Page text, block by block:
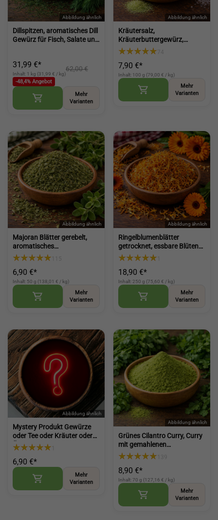
Dillspitzen, aromatisches Dill
Gewürz für Fisch, Salate und
31,99 €*
Inhalt: 1 kg (31,99 € / kg)
62,00 €
-48,4% Angebot
Mehr
Varianten
Kräutersalz,
Kräuterbuttergewürz,
Gewürz für Gemüse mit
vielseitige Küche (Herb Salt
Seasoning)
7,90 €*
Inhalt: 100 g (79,00 € / kg)
Mehr
Varianten
Majoran Blätter gerebelt,
aromatisches
Küchengewürz für herzhafte
rubbed)
6,90 €*
Inhalt: 50 g (138,01 € / kg)
Mehr
Varianten
Ringelblumenblätter
getrocknet, essbare Blüten
für Tee Küche und
petals)
18,90 €*
Inhalt: 250 g (75,60 € / kg)
Mehr
Varianten
Mystery Produkt Gewürze
oder Tee oder Kräuter oder
Öle oder Zubehör,
Genießer (Mystery Product)
6,90 €*
Mehr
Varianten
Grünes Cilantro Curry, Curry
mit gemahlenen
Korianderblättern für
Kokosgerichte (Green
Cilantro Curry)
8,90 €*
Inhalt: 70 g (127,16 € / kg)
Mehr
Varianten